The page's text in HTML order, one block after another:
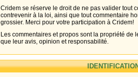
Cridem se réserve le droit de ne pas valider tout
contrevenir à la loi, ainsi que tout commentaire
grossier. Merci pour votre participation à Cridem!
Les commentaires et propos sont la propriété de
que leur avis, opinion et responsabilité.